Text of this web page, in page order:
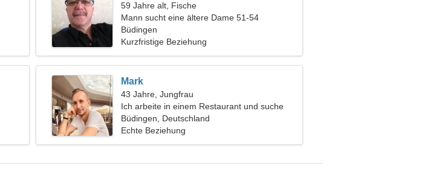
59 Jahre alt, Fische
Mann sucht eine ältere Dame 51-54
Büdingen
Kurzfristige Beziehung
Mark
43 Jahre, Jungfrau
Ich arbeite in einem Restaurant und suche
eine einfühlsame Frau
Büdingen, Deutschland
Echte Beziehung